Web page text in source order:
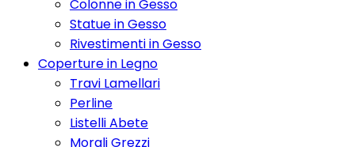
Colonne in Gesso
Statue in Gesso
Rivestimenti in Gesso
Coperture in Legno
Travi Lamellari
Perline
Listelli Abete
Morali Grezzi